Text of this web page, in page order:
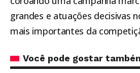
grandes e atuações decisivas
mais importantes da
Você pode gostar